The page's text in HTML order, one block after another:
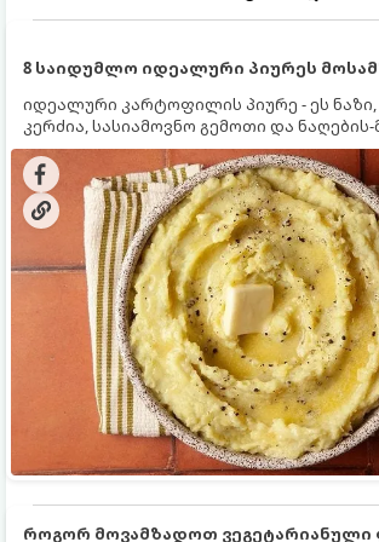
8 საიდუმლო იდეალური პიურეს
იდეალური კარტოფილის პიურე - ეს ნაზი,
კერძია, სასიამოვნო გემოთი და
ფერით. მისი მომზადება ძალიან
არსებობს რამდენიმე საიდუმლო,
იცოდეთ, რომ პიურე იდეალურად
როგორ მოვამზადოთ